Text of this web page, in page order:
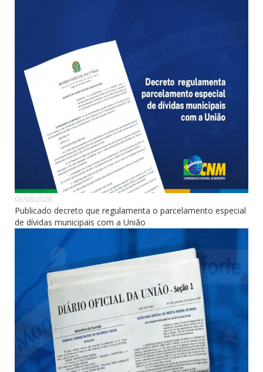
03/08/2026
Publicado decreto que regulamenta o parcelamento especial
de dívidas municipais com a União